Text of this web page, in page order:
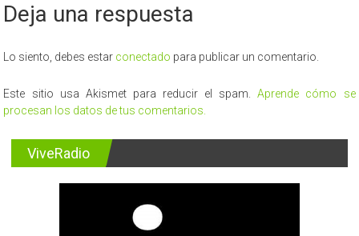
Deja una respuesta
Lo siento, debes estar conectado para publicar un comentario.
Este sitio usa Akismet para reducir el spam.Aprende cómo se
procesan los datos de tus comentarios.
ViveRadio